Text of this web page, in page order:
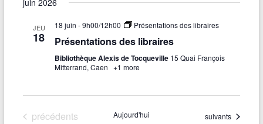
juin 2026
JEU
18
18 juin - 9h00/12h00 Présentations des libraires
Présentations des libraires
Bibliothèque Alexis de Tocqueville 15 Quai François
Mitterrand, Caen +1 more
Évènements
précédents Aujourd'hui Évènements
suivants